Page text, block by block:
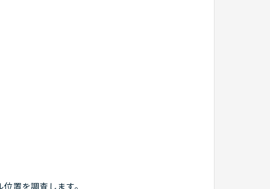
置を調査します。